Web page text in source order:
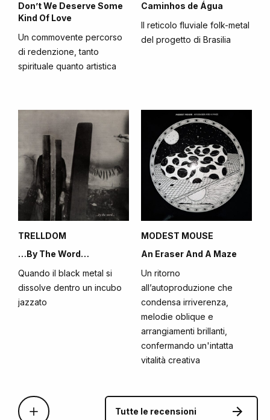
Don’t We Deserve Some
Kind Of Love
Un commovente percorso
di redenzione, tanto
spirituale quanto artistica
Caminhos de Água
Il reticolo fluviale folk-metal
del progetto di Brasilia
TRELLDOM
…By The Word…
Quando il black metal si
dissolve dentro un incubo
jazzato
MODEST MOUSE
An Eraser And A Maze
Un ritorno
all’autoproduzione che
condensa irriverenza,
melodie oblique e
arrangiamenti brillanti,
confermando un'intatta
vitalità creativa
Tutte le recensioni